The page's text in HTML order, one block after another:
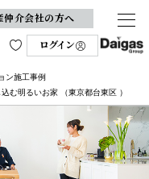
仲介会社の方へ
ログイン
ン施工事例
む明るいお家 （東京都台東区 ）